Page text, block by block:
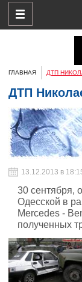
ГЛАВНАЯ ДТП
ДТП
13.12.2013 в
30 сентября,
Одесской в
Mercedes -
полученных